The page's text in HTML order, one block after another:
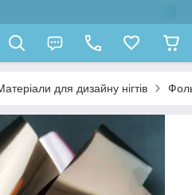
для дизайну нігтів